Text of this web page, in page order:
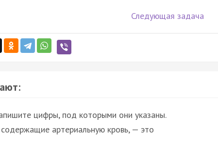
Следующая задача
цифры, под которыми они указаны.
артериальную кровь, — это